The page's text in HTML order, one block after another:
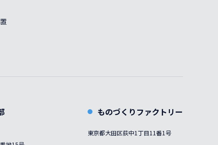
ものづくりファクトリー
東京都大田区荻中1丁目11番1号